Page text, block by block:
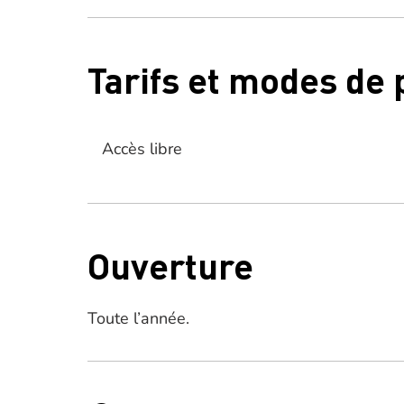
Tarifs et modes de
Accès libre
Ouverture
Toute l’année.